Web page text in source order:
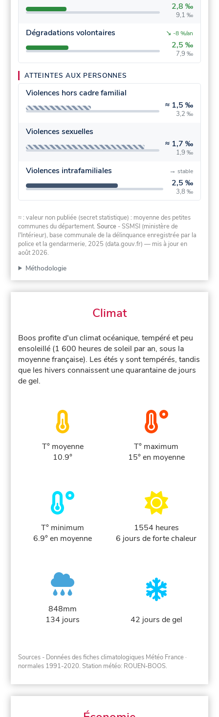
2,8 ‰
9,1 ‰
Dégradations volontaires
2,5 ‰
7,9 ‰
↘ -8 %/an
ATTEINTES AUX PERSONNES
Violences hors cadre familial
≈ 1,5 ‰
3,2 ‰
Violences sexuelles
≈ 1,7 ‰
1,9 ‰
Violences intrafamiliales
2,5 ‰
3,8 ‰
→ stable
≈ : valeur non publiée (secret statistique) : moyenne des petites
communes du département.Source - SSMSI (ministère de
l'Intérieur), base communale de la délinquance enregistrée par la
police et la gendarmerie, 2025 (data.gouv.fr) — mis à jour en
août 2026.
Méthodologie
Climat
Boos profite d'un climat océanique, tempéré et peu
ensoleillé (1 600 heures de soleil par an, sous la
moyenne française). Les étés y sont tempérés, tandis
que les hivers connaissent une quarantaine de jours
de gel.
T° moyenne
10.9°
T° maximum
15° en moyenne
T° minimum
6.9° en moyenne
1554 heures
6 jours de forte chaleur
848mm
134 jours
42 jours de gel
Sources - Données des fiches climatologiques Météo France ·
normales 1991-2020. Station météo: ROUEN-BOOS.